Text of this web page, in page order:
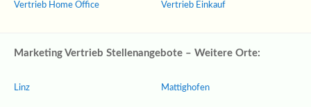
Vertrieb Home Office Vertrieb Einkauf
Marketing Vertrieb Stellenangebote – Weitere Orte:
Linz Mattighofen